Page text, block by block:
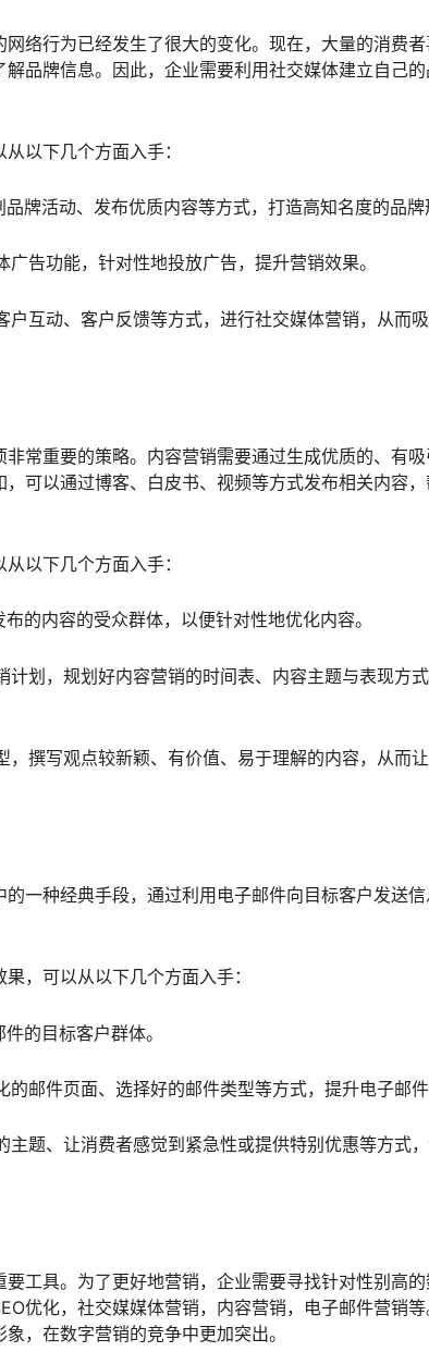
络行为已经发生了很大的变化。现在，大量的消费
品牌信息。因此，企业需要利用社交媒体建立自己
以下几个方面入手：
牌活动、发布优质内容等方式，打造高知名度的品牌
告功能，针对性地投放广告，提升营销效果。
户互动、客户反馈等方式，进行社交媒体营销，从而
常重要的策略。内容营销需要通过生成优质的、有
可以通过博客、白皮书、视频等方式发布相关内容
以下几个方面入手：
的内容的受众群体，以便针对性地优化内容。
计划，规划好内容营销的时间表、内容主题与表现方
，撰写观点较新颖、有价值、易于理解的内容，从而
一种经典手段，通过利用电子邮件向目标客户发送
，可以从以下几个方面入手：
的目标客户群体。
邮件页面、选择好的邮件类型等方式，提升电子邮件
主题、让消费者感觉到紧急性或提供特别优惠等方式
工具。为了更好地营销，企业需要寻找针对性别高
优化，社交媒媒体营销，内容营销，电子邮件营销
，在数字营销的竞争中更加突出。